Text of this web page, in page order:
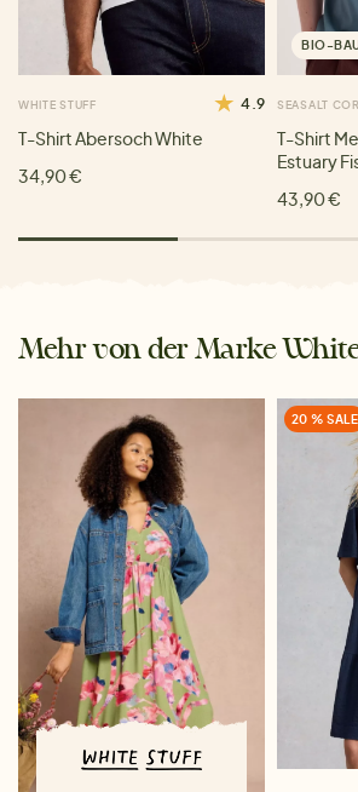
WHITE STUFF 4.9
T-Shirt Abersoch White
34,90 €
BIO-
SEASALT
T-Shirt
Estuary
43,90 €
Mehr von der Marke
20 % SALE